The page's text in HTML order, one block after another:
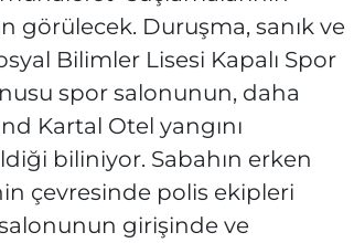
görülecek. Duruşma, sanık ve
Bilimler Lisesi Kapalı Spor
spor salonunun, daha
Kartal Otel yangını
biliniyor. Sabahın erken
çevresinde polis ekipleri
girişinde ve